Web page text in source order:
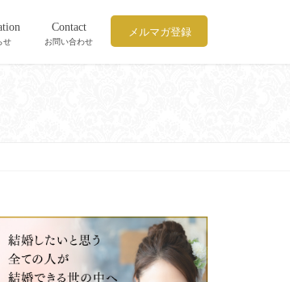
せ
Contact
お問い合わせ
メルマガ登録